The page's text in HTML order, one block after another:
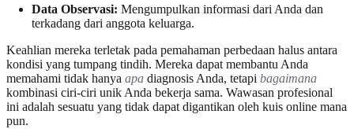
Data Observasi: Mengumpulkan informasi dari Anda dan
terkadang dari anggota keluarga.
Keahlian mereka terletak pada pemahaman perbedaan halus antara
kondisi yang tumpang tindih. Mereka dapat membantu Anda
memahami tidak hanya apa diagnosis Anda, tetapi bagaimana
kombinasi ciri-ciri unik Anda bekerja sama. Wawasan profesional
ini adalah sesuatu yang tidak dapat digantikan oleh kuis online mana
pun.